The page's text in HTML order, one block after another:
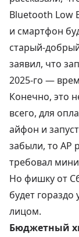
Bluetooth Low
и смартфон
старый-
заявил, что
2025-го —
Конечно, это
всего, для
айфон и
забыли, то AP
требовал
Но фишку от
будет
лицом.
Бюджетный